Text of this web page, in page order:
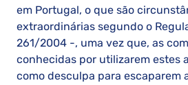
em Portugal, o que são
extraordinárias segundo o
261/2004 -, uma vez que, as
conhecidas por utilizarem estes
como desculpa para escaparem